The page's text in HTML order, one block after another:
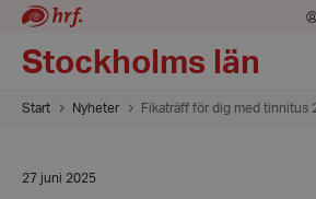
Stockholms län
Start Nyheter Fikaträff för dig med tinnitus
Datum:
27 juni 2025